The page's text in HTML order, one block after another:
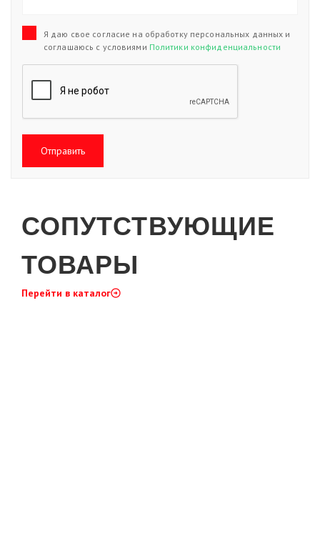
Я даю свое согласие на обработку персональных данных и
соглашаюсь с условиями Политики конфиденциальности
Отправить
СОПУТСТВУЮЩИЕ
ТОВАРЫ
Перейти в каталог